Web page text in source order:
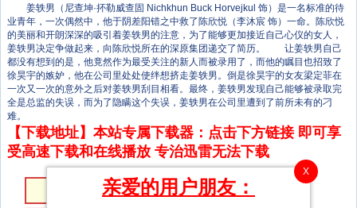
姜轶男（尼查坤·抔勒威查固 Nichkhun Buck Horvejkul 饰）是一名标准的待
业青年，一次偶然中，他于阴差阳错之中救了陈欣悦（李沐宸 饰）一命。陈欣悦
的美丽和开朗深深的吸引着姜轶男的注意，为了能够更加接近自己心仪的女人，
姜轶男决定争做起来，向陈欣悦所在的深原集团递交了简历。 让姜轶男自己
都没有想到的是，他竟然作为最受关注的新人而被录用了，而他的瞩目也招致了
徐昊宇的嫉妒，他在公司里处处使绊想挤走姜轶男。倒是徐昊宇的女友梁定菲在
一次又一次的意外之后对姜轶男刮目相看。最终，姜轶男发现自己能够被录取完
全是总监的失误，而为了隐瞒这个失误，姜轶男在公司里遭到了前所未有的刁
难。
【下载地址】本站专属下载器：点击下方链接 即可享
受高速下载和在线播放 专治迅雷无法下载
第34集
X
亲爱的用户朋友：